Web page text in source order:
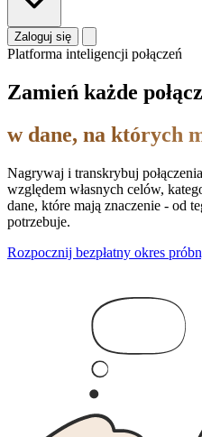
Zaloguj się
Platforma inteligencji połączeń
Zamień każde
w dane, na których
Nagrywaj i transkrybuj
względem własnych celów,
dane, które mają znaczenie - od
potrzebuje.
Rozpocznij bezpłatny okres